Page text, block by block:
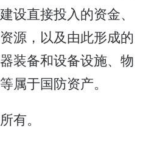
设直接投入的资金、
源，以及由此形成的
装备和设备设施、物
属于国防资产。
有。